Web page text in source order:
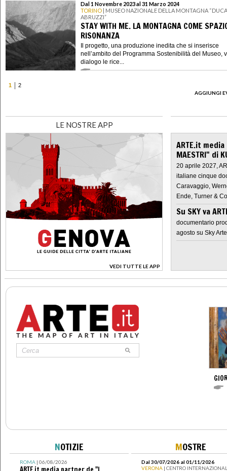
Dal 1 Novembre 2023 al 31 Marzo 2024
TORINO | MUSEO NAZIONALE DELLA MONTAGNA
ABRUZZI”
STAY WITH ME. LA MONTAGNA COME
RISONANZA
Il progetto, una produzione inedita che si inserisce
nell’ambito del Programma Sostenibilità del Museo,
dialogo le rice...
1
2
AGGIUNGI
LE NOSTRE APP
VEDI TUTTE LE APP
>
ARTE.it
MAESTRI" di
20 aprile 2027,
italiane cinque
Caravaggio,
Ende, Turner &
Su SKY va
documentario
agosto su Sky Arte
NOTIZIE
ROMA| 06/08/2026
MOSTRE
Dal 30/07/2026 al 01/11/2026
VERONA | CENTRO